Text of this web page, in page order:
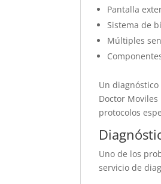
Pantalla
Sistema de
Múltiples
Un
Doctor
protocolos
Uno de los
servicio de